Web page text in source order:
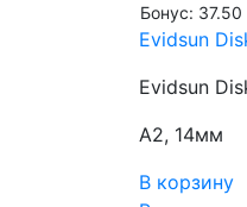
Бонус: 37.50
Evidsun
Evidsun
A2, 14мм
В корзину